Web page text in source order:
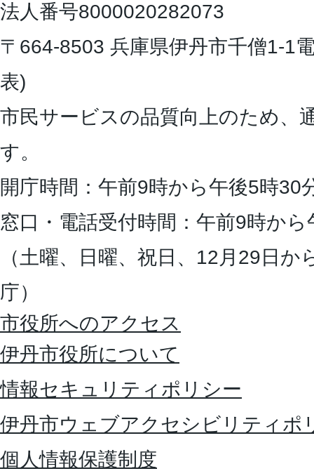
法人番号8000020282073
〒664-8503 兵庫県伊丹市千僧1-1
表)
市民サービスの品質向上のため、
す。
開庁時間：午前9時から午後5時30
窓口・電話受付時間：午前9時か
（土曜、日曜、祝日、12月29日
庁）
市役所へのアクセス
伊丹市役所について
情報セキュリティポリシー
伊丹市ウェブアクセシビリティポ
個人情報保護制度